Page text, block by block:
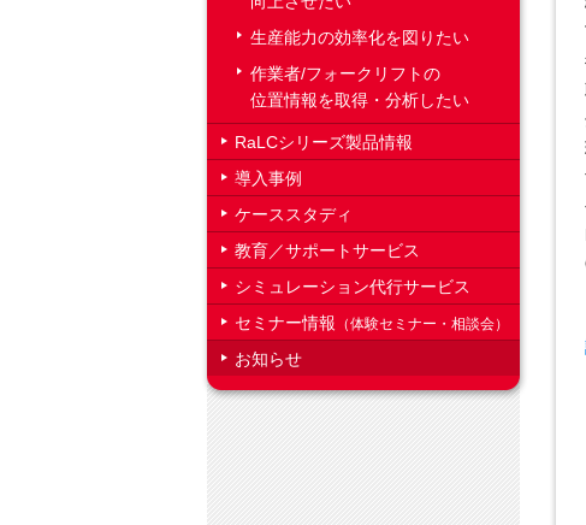
生産能力の効率化を図りたい
作業者/フォークリフトの
位置情報を取得・分析したい
RaLCシリーズ製品情報
導入事例
ケーススタディ
教育／サポートサービス
シミュレーション代行サービス
セミナー情報 （体験セミナー・相談会）
お知らせ